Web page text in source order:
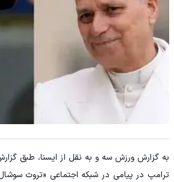
به گزارش ورزش سه و به نقل از ایسنا، طبق
ترامپ در پیامی در شبکه اجتماعی «تروث